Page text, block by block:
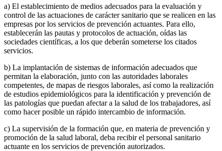
a) El establecimiento de medios adecuados para la evaluación y
control de las actuaciones de carácter sanitario que se realicen en las
empresas por los servicios de prevención actuantes. Para ello,
establecerán las pautas y protocolos de actuación, oídas las
sociedades científicas, a los que deberán someterse los citados
servicios.
b) La implantación de sistemas de información adecuados que
permitan la elaboración, junto con las autoridades laborales
competentes, de mapas de riesgos laborales, así como la realización
de estudios epidemiológicos para la identificación y prevención de
las patologías que puedan afectar a la salud de los trabajadores, así
como hacer posible un rápido intercambio de información.
c) La supervisión de la formación que, en materia de prevención y
promoción de la salud laboral, deba recibir el personal sanitario
actuante en los servicios de prevención autorizados.